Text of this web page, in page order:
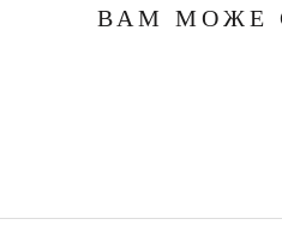
ВАМ МОЖЕ